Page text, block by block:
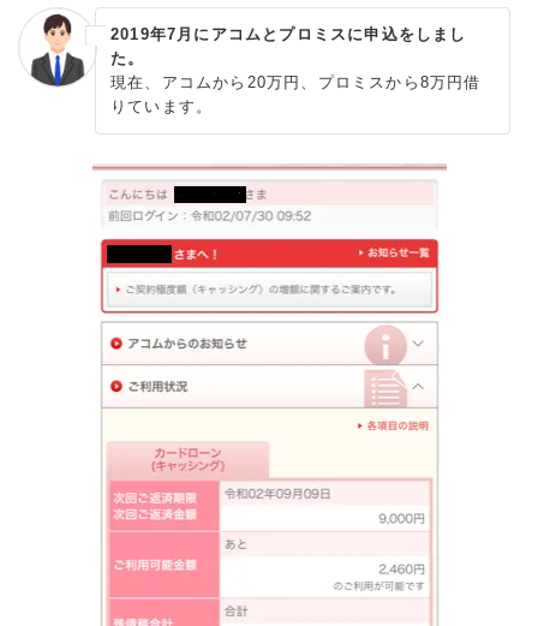
2019年7月にアコムとプロミスに申込をしまし
た。
現在、アコムから20万円、プロミスから8万円借
りています。